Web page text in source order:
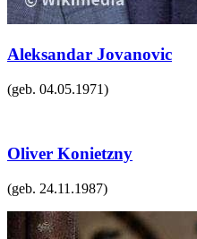
Aleksandar Jovanovic
(geb. 04.05.1971)
Oliver Konietzny
(geb. 24.11.1987)